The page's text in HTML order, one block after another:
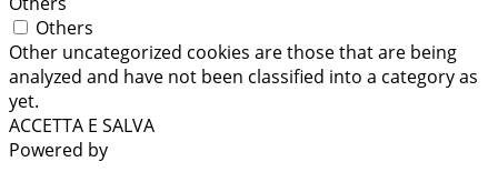
Others
Other uncategorized cookies are those that are being
analyzed and have not been classified into a category as
yet.
ACCETTA E SALVA
Powered by